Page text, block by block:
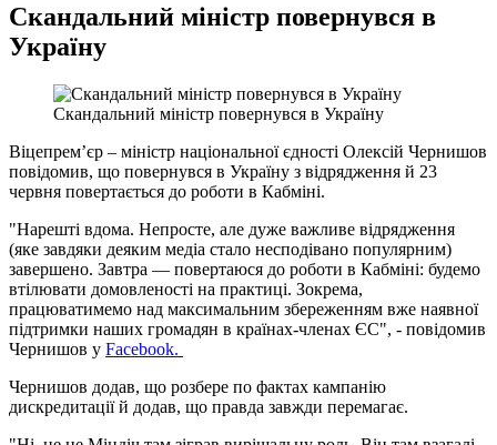
Скандальний міністр повернувся в
Україну
Скандальний міністр повернувся в Україну
Віцепрем’єр – міністр національної єдності Олексій Чернишов
повідомив, що повернувся в Україну з відрядження й 23
червня повертається до роботи в Кабміні.
"Нарешті вдома. Непросте, але дуже важливе відрядження
(яке завдяки деяким медіа стало несподівано популярним)
завершено. Завтра — повертаюся до роботи в Кабміні: будемо
втілювати домовленості на практиці. Зокрема,
працюватимемо над максимальним збереженням вже наявної
підтримки наших громадян в країнах-членах ЄС", - повідомив
Чернишов у Facebook.
Чернишов додав, що розбере по фактах кампанію
дискредитації й додав, що правда завжди перемагає.